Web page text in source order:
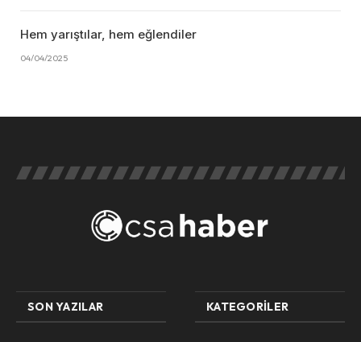
Hem yarıştılar, hem eğlendiler
04/04/2025
SON YAZILAR KATEGORILER